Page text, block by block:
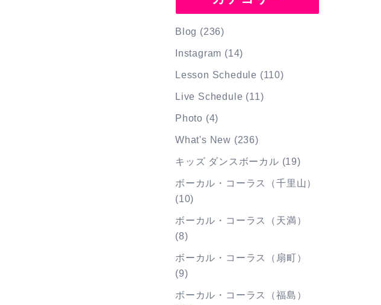
Blog (236)
Instagram (14)
Lesson Schedule (110)
Live Schedule (11)
Photo (4)
What's New (236)
キッズ ダンスボーカル (19)
ボーカル・コーラス（千里山）
(10)
ボーカル・コーラス（天満）
(8)
ボーカル・コーラス（扇町）
(9)
ボーカル・コーラス（福島）